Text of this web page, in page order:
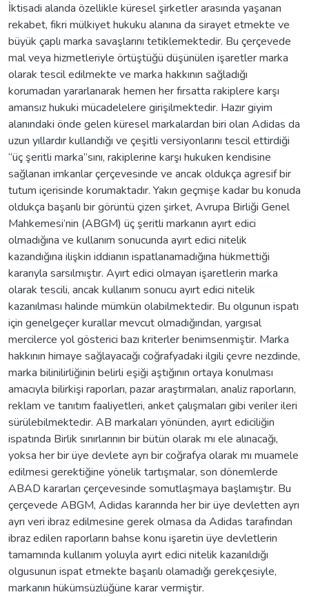
İktisadi alanda özellikle küresel şirketler arasında yaşanan
rekabet, fikri mülkiyet hukuku alanına da sirayet etmekte ve
büyük çaplı marka savaşlarını tetiklemektedir. Bu çerçevede
mal veya hizmetleriyle örtüştüğü düşünülen işaretler marka
olarak tescil edilmekte ve marka hakkının sağladığı
korumadan yararlanarak hemen her fırsatta rakiplere karşı
amansız hukuki mücadelelere girişilmektedir. Hazır giyim
alanındaki önde gelen küresel markalardan biri olan Adidas da
uzun yıllardır kullandığı ve çeşitli versiyonlarını tescil ettirdiği
“üç şeritli marka”sını, rakiplerine karşı hukuken kendisine
sağlanan imkanlar çerçevesinde ve ancak oldukça agresif bir
tutum içerisinde korumaktadır. Yakın geçmişe kadar bu konuda
oldukça başarılı bir görüntü çizen şirket, Avrupa Birliği Genel
Mahkemesi’nin (ABGM) üç şeritli markanın ayırt edici
olmadığına ve kullanım sonucunda ayırt edici nitelik
kazandığına ilişkin iddianın ispatlanamadığına hükmettiği
kararıyla sarsılmıştır. Ayırt edici olmayan işaretlerin marka
olarak tescili, ancak kullanım sonucu ayırt edici nitelik
kazanılması halinde mümkün olabilmektedir. Bu olgunun ispatı
için genelgeçer kurallar mevcut olmadığından, yargısal
mercilerce yol gösterici bazı kriterler benimsenmiştir. Marka
hakkının himaye sağlayacağı coğrafyadaki ilgili çevre nezdinde,
marka bilinilirliğinin belirli eşiği aştığının ortaya konulması
amacıyla bilirkişi raporları, pazar araştırmaları, analiz raporların,
reklam ve tanıtım faaliyetleri, anket çalışmaları gibi veriler ileri
sürülebilmektedir. AB markaları yönünden, ayırt ediciliğin
ispatında Birlik sınırlarının bir bütün olarak mı ele alınacağı,
yoksa her bir üye devlete ayrı bir coğrafya olarak mı muamele
edilmesi gerektiğine yönelik tartışmalar, son dönemlerde
ABAD kararları çerçevesinde somutlaşmaya başlamıştır. Bu
çerçevede ABGM, Adidas kararında her bir üye devletten ayrı
ayrı veri ibraz edilmesine gerek olmasa da Adidas tarafından
ibraz edilen raporların bahse konu işaretin üye devletlerin
tamamında kullanım yoluyla ayırt edici nitelik kazanıldığı
olgusunun ispat etmekte başarılı olamadığı gerekçesiyle,
markanın hükümsüzlüğüne karar vermiştir.